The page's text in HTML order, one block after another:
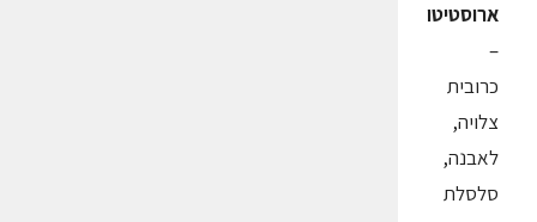
ארוסטיטו
–
כרובית
צלויה,
לאבנה,
סלסלת